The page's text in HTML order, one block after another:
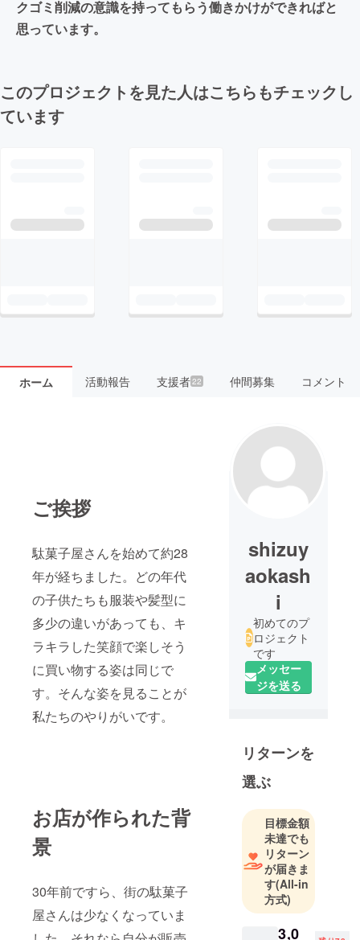
クゴミ削減の意識を持ってもらう働きかけができればと
思っています。
このプロジェクトを見た人はこちらもチェックし
ています
ホーム 活動報告 支援者22 仲間募集 コメント
ご挨拶
駄菓子屋さんを始めて約28
年が経ちました。どの年代
の子供たちも服装や髪型に
多少の違いがあっても、キ
ラキラした笑顔で楽しそう
に買い物する姿は同じで
す。そんな姿を見ることが
私たちのやりがいです。
お店が作られた背
景
30年前ですら、街の駄菓子
屋さんは少なくなっていま
shizuy
aokash
i
初めてのプ
ロジェクト
です
メッセー
ジを送る
リターンを
選ぶ
目標金額
未達でも
リターン
が届きま
す(All-in
方式)
3,0